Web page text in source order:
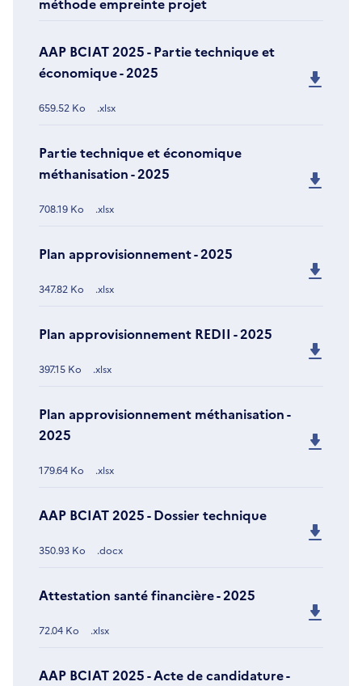
AAP BCIAT 2025 - Partie technique et
économique - 2025
659.52 Ko .xlsx
Partie technique et économique
méthanisation - 2025
708.19 Ko .xlsx
Plan approvisionnement - 2025
347.82 Ko .xlsx
Plan approvisionnement REDII - 2025
397.15 Ko .xlsx
Plan approvisionnement méthanisation -
2025
179.64 Ko .xlsx
AAP BCIAT 2025 - Dossier technique
350.93 Ko .docx
Attestation santé financière - 2025
72.04 Ko .xlsx
AAP BCIAT 2025 - Acte de candidature -